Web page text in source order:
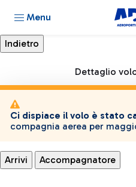
Menu
Dettaglio
Ci dispiace il volo è stato
compagnia aerea per
Arrivi Accompagnatore